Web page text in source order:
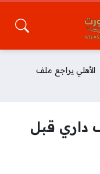
الأهلي يراجع ملف
داري قبل